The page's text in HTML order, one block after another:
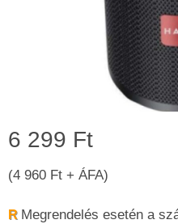
6 299 Ft
(4 960 Ft + ÁFA)
R Megrendelés esetén a